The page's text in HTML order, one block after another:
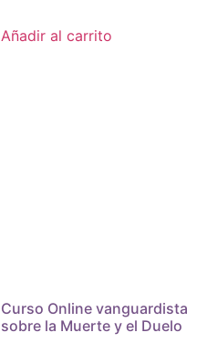
Añadir al carrito
Curso Online vanguardista
sobre la Muerte y el Duelo